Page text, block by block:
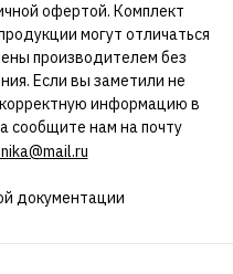
офертой. Комплект
могут отличаться
производителем без
Если вы заметили не
информацию в
сообщите нам на почту
документации